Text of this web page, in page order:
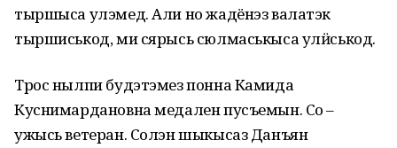
тыршыса улэмед. Али но жадёнэз валатэк
тыршиськод, ми сярысь сюлмаськыса улӥськод.
Трос нылпи будэтэмез понна Камида
Куснимардановна медален пусъемын. Со –
ужысь ветеран. Солэн шыкысаз Данъян